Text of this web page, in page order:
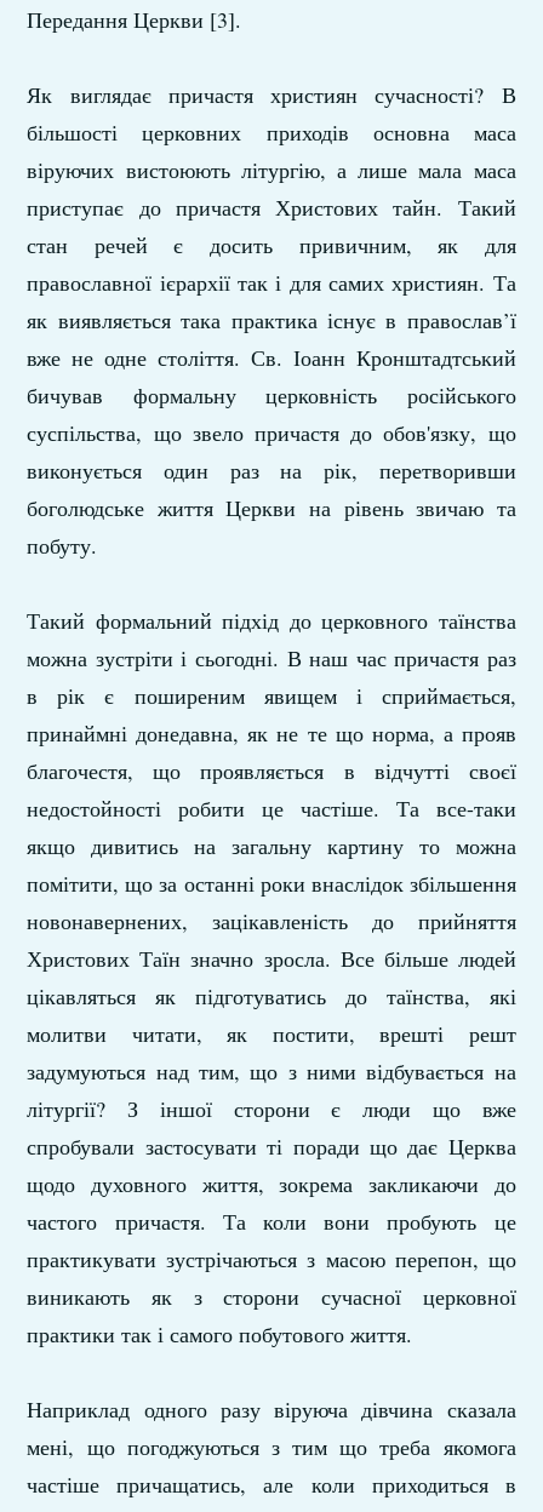
Передання Церкви [3].
Як виглядає причастя християн сучасності? В
більшості церковних приходів основна маса
віруючих вистоюють літургію, а лише мала маса
приступає до причастя Христових тайн. Такий
стан речей є досить привичним, як для
православної ієрархії так і для самих християн. Та
як виявляється така практика існує в православ’ї
вже не одне століття. Св. Іоанн Кронштадтський
бичував формальну церковність російського
суспільства, що звело причастя до обов'язку, що
виконується один раз на рік, перетворивши
боголюдське життя Церкви на рівень звичаю та
побуту.
Такий формальний підхід до церковного таїнства
можна зустріти і сьогодні. В наш час причастя раз
в рік є поширеним явищем і сприймається,
принаймні донедавна, як не те що норма, а прояв
благочестя, що проявляється в відчутті своєї
недостойності робити це частіше. Та все-таки
якщо дивитись на загальну картину то можна
помітити, що за останні роки внаслідок збільшення
новонавернених, зацікавленість до прийняття
Христових Таїн значно зросла. Все більше людей
цікавляться як підготуватись до таїнства, які
молитви читати, як постити, врешті решт
задумуються над тим, що з ними відбувається на
літургії? З іншої сторони є люди що вже
спробували застосувати ті поради що дає Церква
щодо духовного життя, зокрема закликаючи до
частого причастя. Та коли вони пробують це
практикувати зустрічаються з масою перепон, що
виникають як з сторони сучасної церковної
практики так і самого побутового життя.
Наприклад одного разу віруюча дівчина сказала
мені, що погоджуються з тим що треба якомога
частіше причащатись, але коли приходиться в